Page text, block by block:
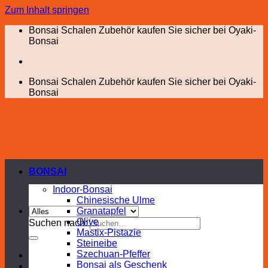
Zum Inhalt springen
Bonsai Schalen Zubehör kaufen Sie sicher bei Oyaki-
Bonsai
Bonsai Schalen Zubehör kaufen Sie sicher bei Oyaki-
Bonsai
Suchen nach:
BONSAI
Indoor-Bonsai
Chinesische Ulme
Granatapfel
Olive
Mastix-Pistazie
Steineibe
Szechuan-Pfeffer
Bonsai als Geschenk